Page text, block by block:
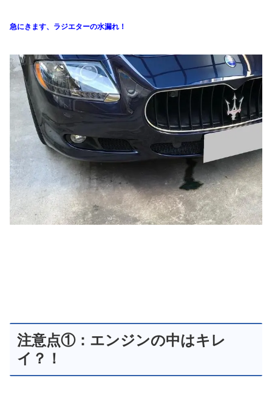
急にきます、ラジエターの水漏れ！
注意点①：エンジンの中はキレ
イ？！